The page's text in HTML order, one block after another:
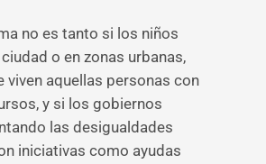
no es tanto si los niños
o en zonas urbanas,
viven aquellas personas con
y si los gobiernos
las desigualdades
iniciativas como ayudas